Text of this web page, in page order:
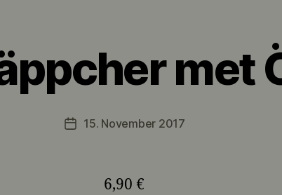
met
Veröffentlichungsdatum
15. November 2017
6,90 €